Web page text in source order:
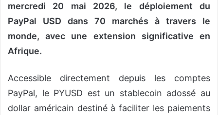
mercredi 20 mai 2026, le déploiement du
PayPal USD dans 70 marchés à travers le
monde, avec une extension significative en
Afrique.
Accessible directement depuis les comptes
PayPal, le PYUSD est un stablecoin adossé au
dollar américain destiné à faciliter les paiements